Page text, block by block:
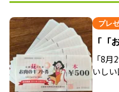
プレ
「「
「8
いし